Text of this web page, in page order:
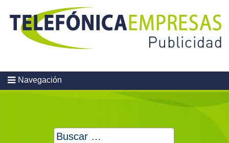
content
Navegación
Buscar: